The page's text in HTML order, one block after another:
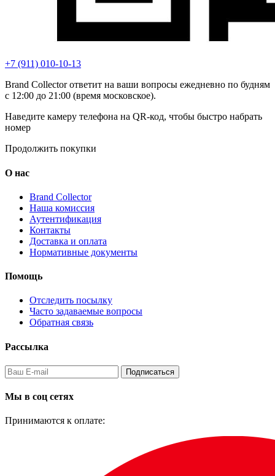
+7 (911) 010-10-13
Brand Collector ответит на ваши вопросы ежедневно по будням
с 12:00 до 21:00 (время московское).
Наведите камеру телефона на QR-код, чтобы быстро набрать
номер
Продолжить покупки
О нас
Brand Collector
Наша комиссия
Аутентификация
Контакты
Доставка и оплата
Нормативные документы
Помощь
Отследить посылку
Часто задаваемые вопросы
Обратная связь
Рассылка
Подписаться
Мы в соц сетях
Принимаются к оплате: